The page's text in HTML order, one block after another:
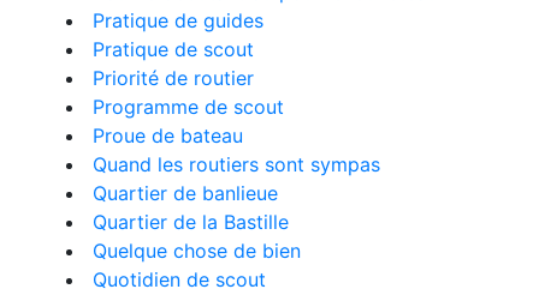
Pratique de guides
Pratique de scout
Priorité de routier
Programme de scout
Proue de bateau
Quand les routiers sont sympas
Quartier de banlieue
Quartier de la Bastille
Quelque chose de bien
Quotidien de scout